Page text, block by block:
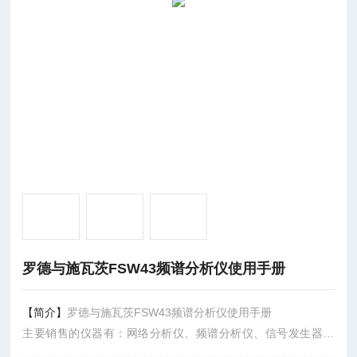
罗德与施瓦茨FSW43频谱分析仪使用手册
【简介】 罗德与施瓦茨FSW43频谱分析仪使用手册
主要销售的仪器有：网络分析仪、频谱分析仪、信号发生器、